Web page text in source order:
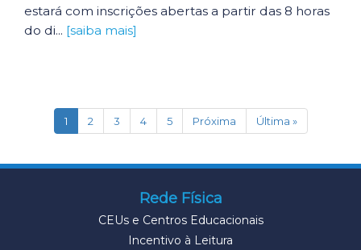
estará com inscrições abertas a partir das 8 horas
do di... [saiba mais]
1(current)
2 3 4 5 Próxima Última »
Rede Física
CEUs e Centros Educacionais
Incentivo à Leitura